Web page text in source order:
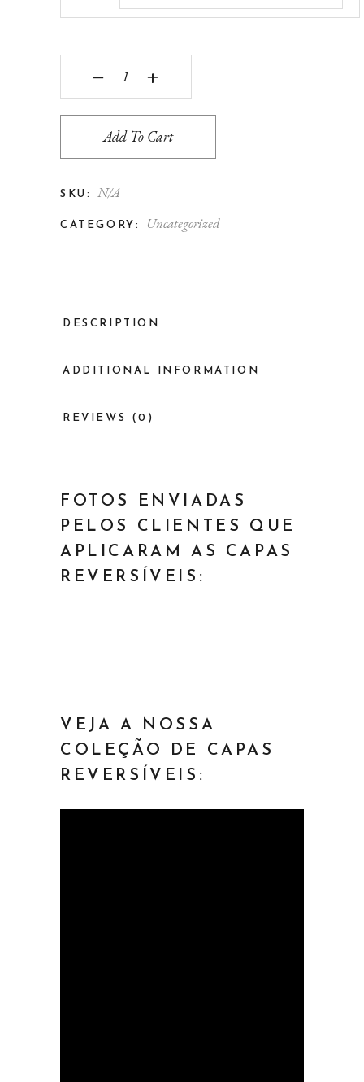
CAPA REVERSÍVEL P/ POLTRONA COLOR
‒ +
Add To Cart
SKU: N/A
CATEGORY: Uncategorized
DESCRIPTION
ADDITIONAL INFORMATION
REVIEWS (0)
FOTOS ENVIADAS
PELOS CLIENTES QUE
APLICARAM AS CAPAS
REVERSÍVEIS:
VEJA A NOSSA
COLEÇÃO DE CAPAS
REVERSÍVEIS: